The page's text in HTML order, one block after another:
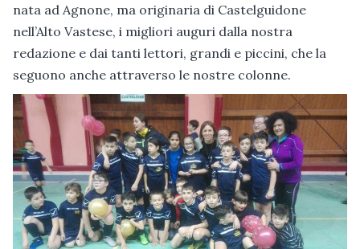
nata ad Agnone, ma originaria di Castelguidone
nell’Alto Vastese, i migliori auguri dalla nostra
redazione e dai tanti lettori, grandi e piccini, che la
seguono anche attraverso le nostre colonne.